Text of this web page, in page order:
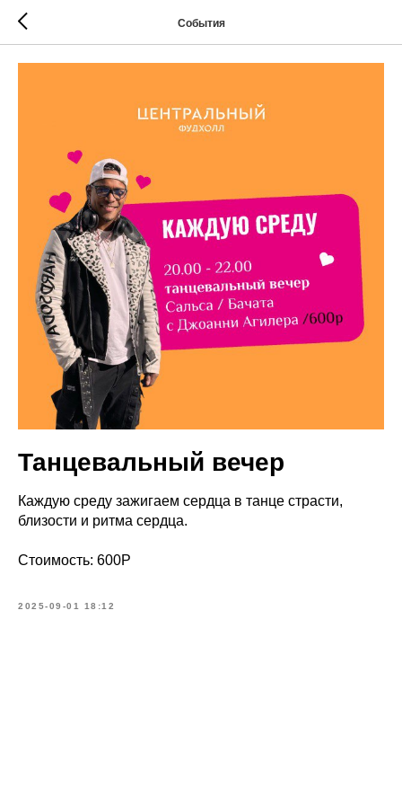
События
Танцевальный вечер
Каждую среду зажигаем сердца в танце страсти,
близости и ритма сердца.
Стоимость: 600Р
2025-09-01 18:12